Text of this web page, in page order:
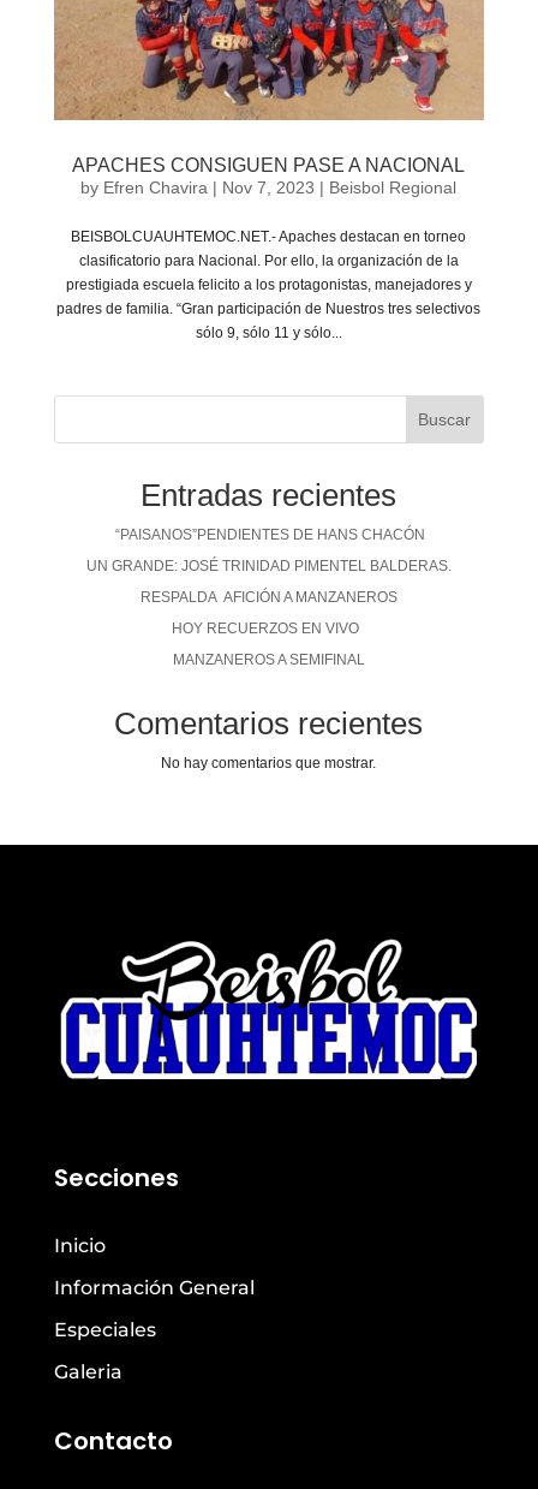
APACHES CONSIGUEN PASE A NACIONAL
by Efren Chavira | Nov 7, 2023 | Beisbol Regional
BEISBOLCUAUHTEMOC.NET.- Apaches destacan en torneo
clasificatorio para Nacional. Por ello, la organización de la
prestigiada escuela felicito a los protagonistas, manejadores y
padres de familia. “Gran participación de Nuestros tres selectivos
sólo 9, sólo 11 y sólo...
Buscar
Entradas recientes
“PAISANOS”PENDIENTES DE HANS CHACÓN
UN GRANDE: JOSÉ TRINIDAD PIMENTEL BALDERAS.
RESPALDA AFICIÓN A MANZANEROS
HOY RECUERZOS EN VIVO
MANZANEROS A SEMIFINAL
Comentarios recientes
No hay comentarios que mostrar.
Secciones
Inicio
Información General
Especiales
Galeria
Contacto